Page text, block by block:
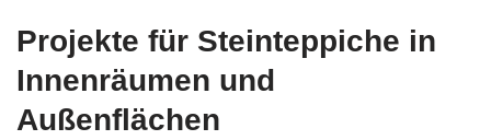
Projekte für Steinteppiche in
Innenräumen und
Außenflächen